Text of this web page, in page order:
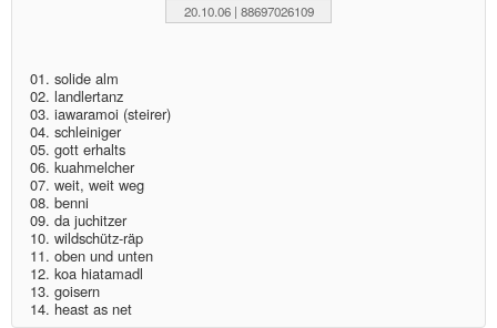
20.10.06 | 88697026109
01. solide alm
02. landlertanz
03. iawaramoi (steirer)
04. schleiniger
05. gott erhalts
06. kuahmelcher
07. weit, weit weg
08. benni
09. da juchitzer
10. wildschütz-räp
11. oben und unten
12. koa hiatamadl
13. goisern
14. heast as net